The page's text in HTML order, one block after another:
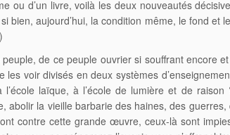
ou d’un livre, voilà les deux nouveautés
aujourd’hui, la condition même, le fond et
peuple, de ce peuple ouvrier si souffrant
les voir divisés en deux systèmes
laïque, à l’école de lumière et de
abolir la vieille barbarie des haines, des
contre cette grande œuvre, ceux-là sont